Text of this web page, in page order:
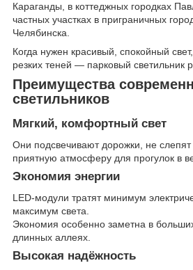
Караганды, в коттеджных городках
частных участках в приграничных
Челябинска.
Когда нужен красивый, спокойный
резких теней — парковый светильник
Преимущества
светильников
Мягкий, комфортный свет
Они подсвечивают дорожки, не слепят
приятную атмосферу для прогулок в
Экономия энергии
LED-модули тратят минимум
максимум света.
Экономия особенно заметна в
длинных аллеях.
Высокая надёжность